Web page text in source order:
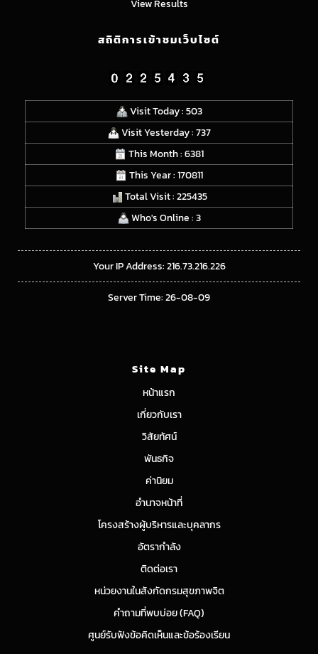
View Results
สถิติการเข้าชมเว็บไซต์
Visit Today : 503
Visit Yesterday : 737
This Month : 6381
This Year : 170811
Total Visit : 225435
Who's Online : 3
Your IP Address: 216.73.216.226
Server Time: 26-08-09
Site Map
หน้าแรก
เกี่ยวกับเรา
วิสัยทัศน์
พันธกิจ
ค่านิยม
อำนาจหน้าที่
โครงสร้างผู้บริหารและบุคลากร
อัตรากำลัง
ติดต่อเรา
หน่วยงานในสังกัดกรมสุขภาพจิต
คำถามที่พบบ่อย (FAQ)
ศูนย์รับฟังข้อคิดเห็นและข้อร้องเรียน